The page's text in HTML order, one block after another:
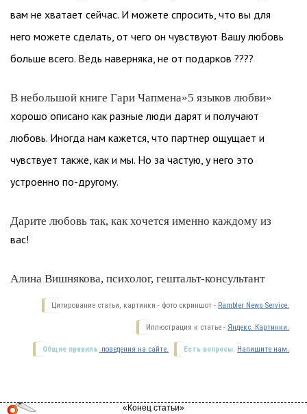
вам не хватает сейчас. И можете спросить, что вы для
него можете сделать, от чего он чувствуют Вашу любовь
больше всего. Ведь наверняка, не от подарков ????
В небольшой книге Гари Чапмена»5 языков любви»
хорошо описано как разные люди дарят и получают
любовь. Иногда нам кажется, что партнер ощущает и
чувствует также, как и мы. Но за частую, у него это
устроенно по-другому.
Дарите любовь так, как хочется именно каждому из
вас!
Алина Вишнякова, психолог, гештальт-консультант
Цитирование статьи, картинки - фото скриншот - Rambler News Service.
Иллюстрация к статье - Яндекс. Картинки.
Есть вопросы. Напишите нам.
Общие правила поведения на сайте.